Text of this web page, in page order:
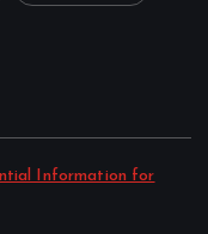
Information for